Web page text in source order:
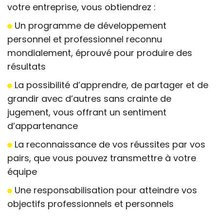
votre entreprise, vous obtiendrez :
Un programme de développement
personnel et professionnel reconnu
mondialement, éprouvé pour produire des
résultats
La possibilité d’apprendre, de partager et de
grandir avec d’autres sans crainte de
jugement, vous offrant un sentiment
d’appartenance
La reconnaissance de vos réussites par vos
pairs, que vous pouvez transmettre à votre
équipe
Une responsabilisation pour atteindre vos
objectifs professionnels et personnels